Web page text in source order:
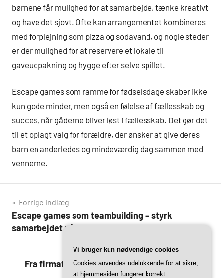
børnene får mulighed for at samarbejde, tænke kreativt
og have det sjovt. Ofte kan arrangementet kombineres
med forplejning som pizza og sodavand, og nogle steder
er der mulighed for at reservere et lokale til
gaveudpakning og hygge efter selve spillet.
Escape games som ramme for fødselsdage skaber ikke
kun gode minder, men også en følelse af fællesskab og
succes, når gåderne bliver løst i fællesskab. Det gør det
til et oplagt valg for forældre, der ønsker at give deres
barn en anderledes og mindeværdig dag sammen med
vennerne.
Indlægsnavigation
Forrige indlæg
Escape games som teambuilding – styrk
samarbejdet på kontoret
Næste indlæg
Fra firmafest til fødselsdag: Escape games for
enhver anledning
Vi bruger kun nødvendige cookies
Cookies anvendes udelukkende for at sikre,
at hjemmesiden fungerer korrekt.